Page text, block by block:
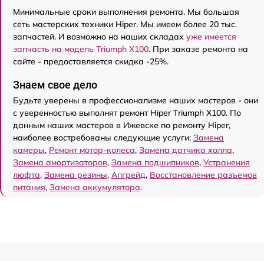
Минимальные сроки выполнения ремонта. Мы большая
сеть мастерских техники Hiper. Мы имеем более 20 тыс.
запчастей. И возможно на наших складах уже имеется
запчасть на модель Triumph X100. При заказе ремонта на
сайте - предоставляется скидка -25%.
Знаем свое дело
Будьте уверены в профессионализме наших мастеров - они
с уверенностью выполнят ремонт Hiper Triumph X100. По
данным наших мастеров в Ижевске по ремонту Hiper,
наиболее востребованы следующие услуги: Замена
камеры, Ремонт мотор-колеса, Замена датчика холла,
Замена амортизаторов, Замена подшипников, Устранения
люфта, Замена резины, Апгрейд, Восстановление разъемов
питания, Замена аккумулятора.